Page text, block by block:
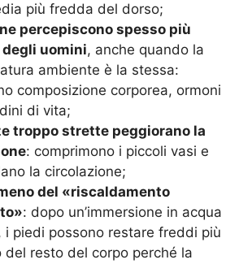
più fredda del dorso;
percepiscono spesso più
uomini, anche quando la
ambiente è la stessa:
composizione corporea, ormoni
di vita;
troppo strette peggiorano la
: comprimono i piccoli vasi e
la circolazione;
del «riscaldamento
: dopo un’immersione in acqua
i piedi possono restare freddi più
del resto del corpo perché la